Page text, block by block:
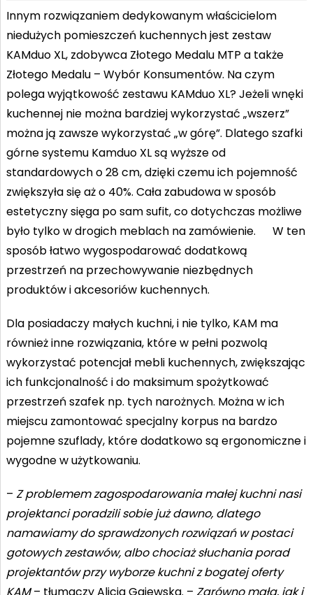
Innym rozwiązaniem dedykowanym właścicielom
niedużych pomieszczeń kuchennych jest zestaw
KAMduo XL, zdobywca Złotego Medalu MTP a także
Złotego Medalu – Wybór Konsumentów. Na czym
polega wyjątkowość zestawu KAMduo XL? Jeżeli wnęki
kuchennej nie można bardziej wykorzystać „wszerz”
można ją zawsze wykorzystać „w górę”. Dlatego szafki
górne systemu Kamduo XL są wyższe od
standardowych o 28 cm, dzięki czemu ich pojemność
zwiększyła się aż o 40%. Cała zabudowa w sposób
estetyczny sięga po sam sufit, co dotychczas możliwe
było tylko w drogich meblach na zamówienie. W ten
sposób łatwo wygospodarować dodatkową
przestrzeń na przechowywanie niezbędnych
produktów i akcesoriów kuchennych.
Dla posiadaczy małych kuchni, i nie tylko, KAM ma
również inne rozwiązania, które w pełni pozwolą
wykorzystać potencjał mebli kuchennych, zwiększając
ich funkcjonalność i do maksimum spożytkować
przestrzeń szafek np. tych narożnych. Można w ich
miejscu zamontować specjalny korpus na bardzo
pojemne szuflady, które dodatkowo są ergonomiczne i
wygodne w użytkowaniu.
– Z problemem zagospodarowania małej kuchni nasi
projektanci poradzili sobie już dawno, dlatego
namawiamy do sprawdzonych rozwiązań w postaci
gotowych zestawów, albo chociaż słuchania porad
projektantów przy wyborze kuchni z bogatej oferty